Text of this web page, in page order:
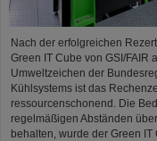
Nach der erfolgreichen
Green IT Cube von GSI/
Umweltzeichen der
Kühlsystems ist das
ressourcenschonend. Die
regelmäßigen Abständen
behalten, wurde der Green